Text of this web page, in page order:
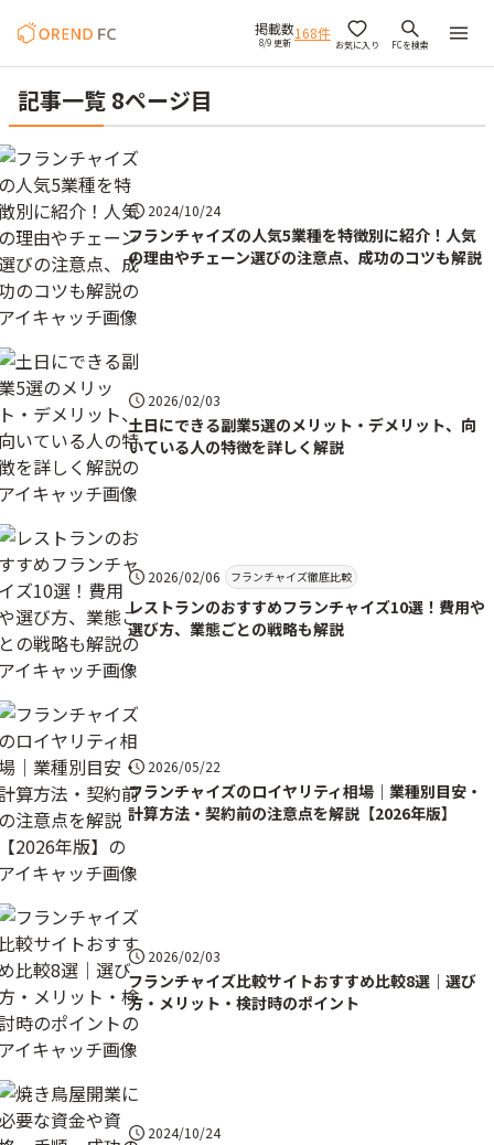
掲載数
8/9 更新 168件
お気に入り FCを検索
記事一覧 8ページ目
2024/10/24
フランチャイズの人気5業種を特徴別に紹介！人気
の理由やチェーン選びの注意点、成功のコツも解説
2026/02/03
土日にできる副業5選のメリット・デメリット、向
いている人の特徴を詳しく解説
2026/02/06 フランチャイズ徹底比較
レストランのおすすめフランチャイズ10選！費用や
選び方、業態ごとの戦略も解説
2026/05/22
フランチャイズのロイヤリティ相場｜業種別目安・
計算方法・契約前の注意点を解説【2026年版】
2026/02/03
フランチャイズ比較サイトおすすめ比較8選｜選び
方・メリット・検討時のポイント
2024/10/24